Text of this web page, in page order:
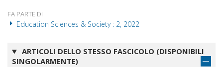
FA PARTE DI
Education Sciences & Society : 2, 2022
ARTICOLI DELLO STESSO FASCICOLO (DISPONIBILI
SINGOLARMENTE)